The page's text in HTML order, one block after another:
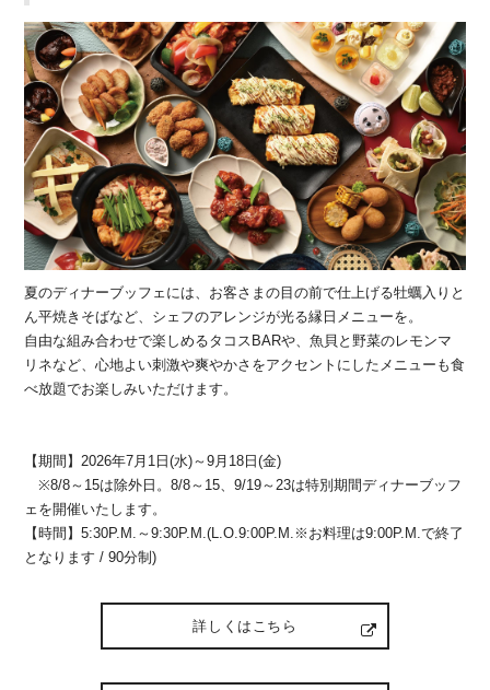
夏のディナーブッフェには、お客さまの目の前で仕上げる牡蠣入りと
ん平焼きそばなど、シェフのアレンジが光る縁日メニューを。
自由な組み合わせで楽しめるタコスBARや、魚貝と野菜のレモンマ
リネなど、心地よい刺激や爽やかさをアクセントにしたメニューも食
べ放題でお楽しみいただけます。
【期間】2026年7月1日(水)～9月18日(金)
※8/8～15は除外日。8/8～15、9/19～23は特別期間ディナーブッフ
ェを開催いたします。
【時間】5:30P.M.～9:30P.M.(L.O.9:00P.M.※お料理は9:00P.M.で終了
となります / 90分制)
詳しくはこちら